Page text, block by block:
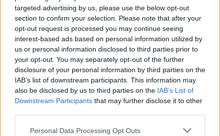
targeted advertising by us, please use the below opt-out
section to confirm your selection. Please note that after your
opt-out request is processed you may continue seeing
interest-based ads based on personal information utilized by
us or personal information disclosed to third parties prior to
your opt-out. You may separately opt-out of the further
disclosure of your personal information by third parties on the
IAB’s list of downstream participants. This information may
also be disclosed by us to third parties on the IAB’s List of
Downstream Participants that may further disclose it to other
Please note that this website/app uses one or more Google
Personal Data Processing Opt Outs
Πανεπιστημίου Ινσούμπρια του Βαρέζε, οι
οποίοι έκαναν τησχετική δημοσίευσηστο
περιοδικό για θέματα περιβαλλοντικής και
επαγγελματικής ιατρικής «Occupational &
Environmental Medicine», ανέλυσαν στοιχεία
της περιόδου 2020-21 για την πόλη Βαρέζε
(81.543 κάτοικοι) της Λομβαρδίας στη
Βόρεια Ιταλία, η οποία είχε πληγεί σοβαρά
από την πανδημία και όπου υπάρχει
πρόβλημα ρύπανσης της ατμόσφαιρας.